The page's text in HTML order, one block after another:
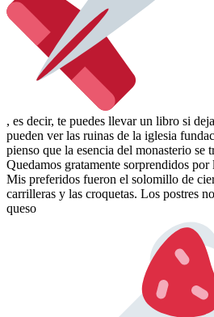
, es decir, te puedes llevar un libro si
pueden ver las ruinas de la iglesia
pienso que la esencia del monasterio se
Quedamos gratamente sorprendidos
Mis preferidos fueron el solomillo de
carrilleras y las croquetas. Los postres
queso